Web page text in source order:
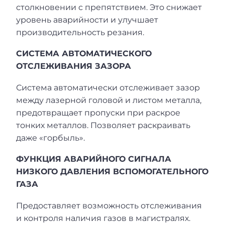
столкновении с препятствием. Это снижает
уровень аварийности и улучшает
производительность резания.
СИСТЕМА АВТОМАТИЧЕСКОГО
ОТСЛЕЖИВАНИЯ ЗАЗОРА
Система автоматически отслеживает зазор
между лазерной головой и листом металла,
предотвращает пропуски при раскрое
тонких металлов. Позволяет раскраивать
даже «горбыль».
ФУНКЦИЯ АВАРИЙНОГО СИГНАЛА
НИЗКОГО ДАВЛЕНИЯ ВСПОМОГАТЕЛЬНОГО
ГАЗА
Предоставляет возможность отслеживания
и контроля наличия газов в магистралях.